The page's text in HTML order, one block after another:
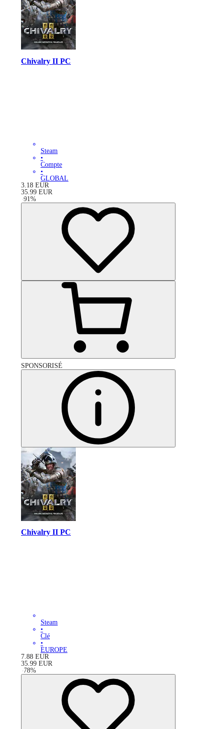
Chivalry II PC
Steam
•
Compte
•
GLOBAL
3.18 EUR
35.99 EUR
-91%
SPONSORISÉ
Chivalry II PC
Steam
•
Clé
•
EUROPE
7.88 EUR
35.99 EUR
-78%